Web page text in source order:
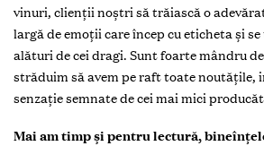
vinuri, clienții noștri să trăiască o
largă de emoții care încep cu eticheta și
alături de cei dragi. Sunt foarte mândru
străduim să avem pe raft toate noutățile,
senzație semnate de cei mai mici
Mai am timp și pentru lectură,